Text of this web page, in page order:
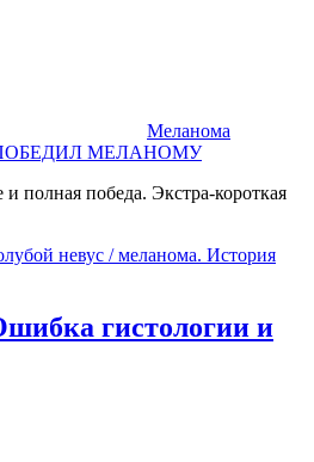
Меланома
МЕЛАНОМУ
полная победа. Экстра-короткая
гистологии и